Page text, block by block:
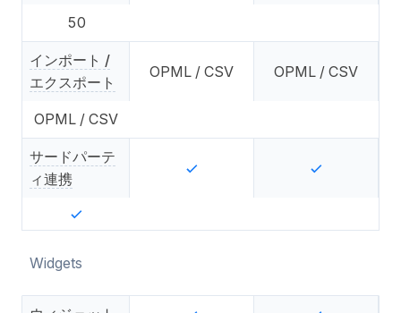
50
インポート /
エクスポート
OPML / CSV OPML / CSV
OPML / CSV
サードパーテ
ィ連携
Widgets